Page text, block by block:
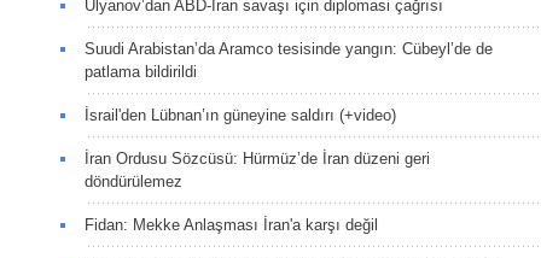
Ulyanov’dan ABD-İran savaşı için diplomasi çağrısı
Suudi Arabistan’da Aramco tesisinde yangın: Cübeyl’de de
patlama bildirildi
İsrail'den Lübnan’ın güneyine saldırı (+video)
İran Ordusu Sözcüsü: Hürmüz’de İran düzeni geri
döndürülemez
Fidan: Mekke Anlaşması İran'a karşı değil